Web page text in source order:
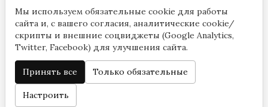
©2020 by Yana Toom Настройки cookie
Мы используем обязательные cookie для работы
сайта и, с вашего согласия, аналитические cookie/
скрипты и внешние соцвиджеты (Google Analytics,
Twitter, Facebook) для улучшения сайта.
Принять все Только обязательные
Настроить